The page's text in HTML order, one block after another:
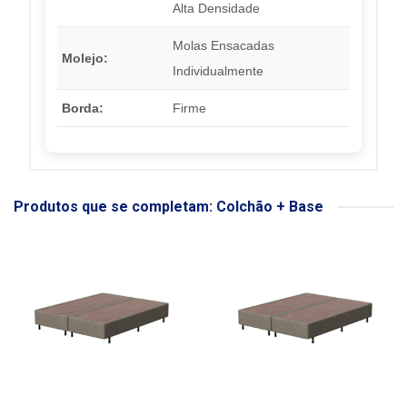
Alta Densidade
Molejo:
Molas Ensacadas
Individualmente
Borda: Firme
Produtos que se completam: Colchão + Base